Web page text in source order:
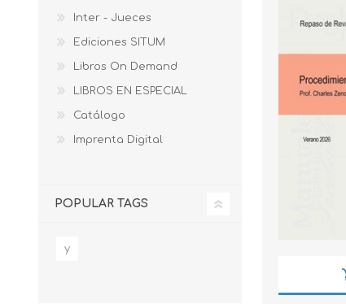
Inter - Jueces
Ediciones SITUM
Libros On Demand
LIBROS EN ESPECIAL
Catálogo
Imprenta Digital
POPULAR TAGS
y